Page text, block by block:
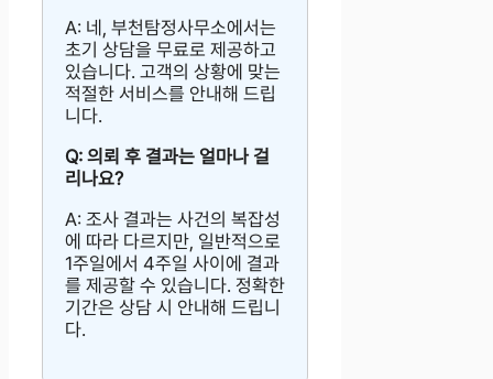
A: 네, 부천탐정사무소에서는
초기 상담을 무료로 제공하고
있습니다. 고객의 상황에 맞는
적절한 서비스를 안내해 드립
니다.
Q: 의뢰 후 결과는 얼마나 걸
리나요?
A: 조사 결과는 사건의 복잡성
에 따라 다르지만, 일반적으로
1주일에서 4주일 사이에 결과
를 제공할 수 있습니다. 정확한
기간은 상담 시 안내해 드립니
다.